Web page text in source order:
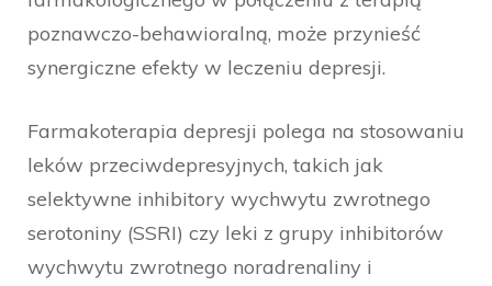
poznawczo-behawioralną, może przynieść
synergiczne efekty w leczeniu depresji.
Farmakoterapia depresji polega na stosowaniu
leków przeciwdepresyjnych, takich jak
selektywne inhibitory wychwytu zwrotnego
serotoniny (SSRI) czy leki z grupy inhibitorów
wychwytu zwrotnego noradrenaliny i